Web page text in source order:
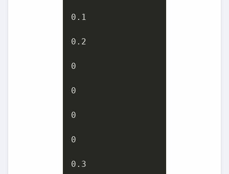
0.1
0.2
0
0
0
0
0.3